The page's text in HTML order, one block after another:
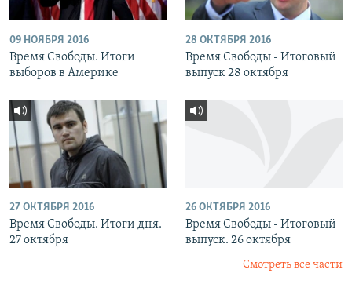
09 НОЯБРЯ 2016
Время Свободы. Итоги
выборов в Америке
28 ОКТЯБРЯ 2016
Время Свободы - Итоговый
выпуск 28 октября
27 ОКТЯБРЯ 2016
Время Свободы. Итоги дня.
27 октября
26 ОКТЯБРЯ 2016
Время Свободы - Итоговый
выпуск. 26 октября
Смотреть все части